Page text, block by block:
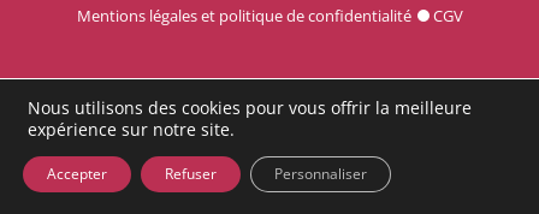
Mentions légales et politique de confidentialité CGV
Nous utilisons des cookies pour vous offrir la meilleure
expérience sur notre site.
Accepter Refuser Personnaliser